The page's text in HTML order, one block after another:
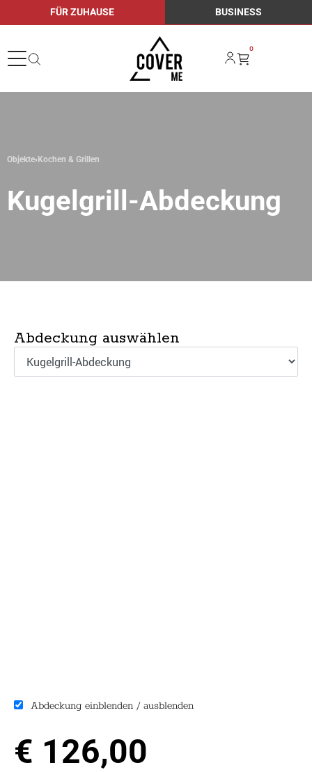
FÜR ZUHAUSE BUSINESS
0
Objekte› Kochen & Grillen
Kugelgrill-Abdeckung
Abdeckung auswählen
Abdeckung einblenden / ausblenden
€ 126,00